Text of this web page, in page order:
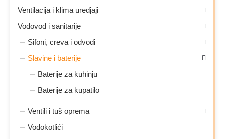
Ventilacija i klima uredjaji
Vodovod i sanitarije
Sifoni, creva i odvodi
Slavine i baterije
Baterije za kuhinju
Baterije za kupatilo
Ventili i tuš oprema
Vodokotlići